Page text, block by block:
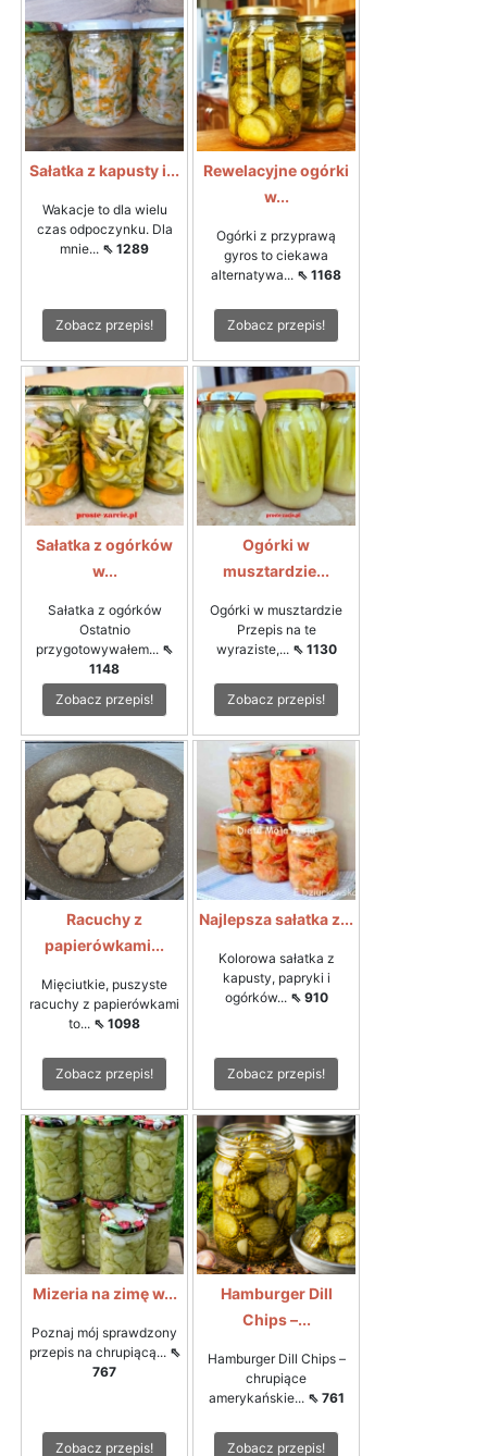
Sałatka z kapusty i...
Wakacje to dla wielu
czas odpoczynku. Dla
mnie... ⇖ 1289
Zobacz przepis!
Rewelacyjne ogórki
w...
Ogórki z przyprawą
gyros to ciekawa
alternatywa... ⇖ 1168
Zobacz przepis!
Sałatka z ogórków
w...
Sałatka z ogórków
Ostatnio
przygotowywałem... ⇖
1148
Zobacz przepis!
Ogórki w
musztardzie...
Ogórki w musztardzie
Przepis na te
wyraziste,... ⇖ 1130
Zobacz przepis!
Racuchy z
papierówkami...
Mięciutkie, puszyste
racuchy z papierówkami
to... ⇖ 1098
Zobacz przepis!
Najlepsza sałatka z...
Kolorowa sałatka z
kapusty, papryki i
ogórków... ⇖ 910
Zobacz przepis!
Mizeria na zimę w...
Poznaj mój sprawdzony
przepis na chrupiącą... ⇖
767
Zobacz przepis!
Hamburger Dill
Chips –...
Hamburger Dill Chips –
chrupiące
amerykańskie... ⇖ 761
Zobacz przepis!